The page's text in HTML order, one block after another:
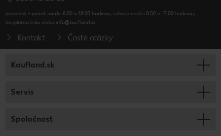
pondelok - piatok medzi 8:00 a 18:00 hodinou, sobota medzi 8:00 a 17:00 hodinou,
bezplatná linka alebo info@kaufland.sk
Kontakt Časté otázky
Kaufland.sk
Servis
Spoločnosť